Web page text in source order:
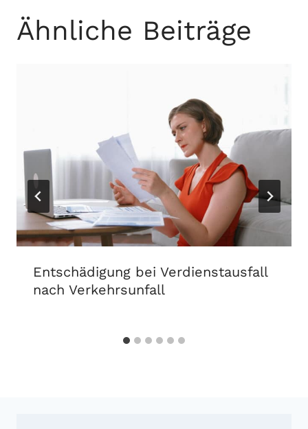
Ähnliche Beiträge
Entschädigung bei Verdienst­ausfall
nach Verkehrs­unfall